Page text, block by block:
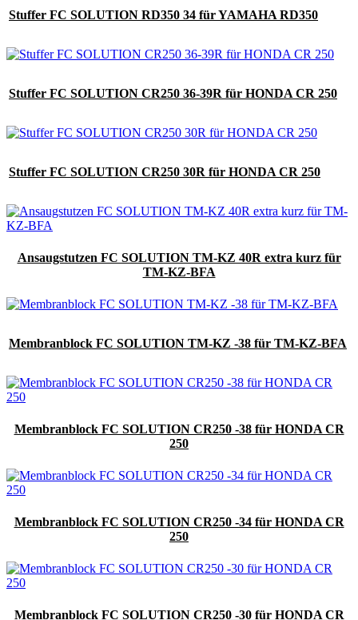
Stuffer FC SOLUTION RD350 34 für YAMAHA RD350
Stuffer FC SOLUTION CR250 36-39R für HONDA CR 250
Stuffer FC SOLUTION CR250 30R für HONDA CR 250
Ansaugstutzen FC SOLUTION TM-KZ 40R extra kurz für
TM-KZ-BFA
Membranblock FC SOLUTION TM-KZ -38 für TM-KZ-BFA
Membranblock FC SOLUTION CR250 -38 für HONDA CR
250
Membranblock FC SOLUTION CR250 -34 für HONDA CR
250
Membranblock FC SOLUTION CR250 -30 für HONDA CR